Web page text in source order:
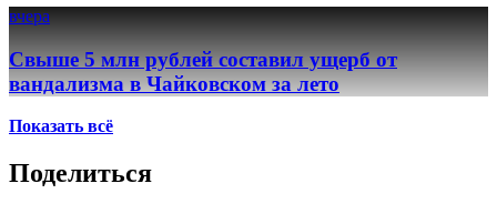
вчера
Свыше 5 млн рублей составил ущерб от
вандализма в Чайковском за лето
Показать всё
Поделиться